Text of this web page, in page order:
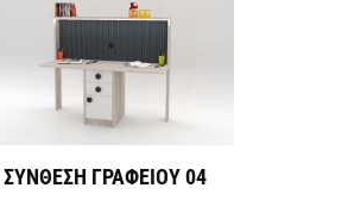
ΣΥΝΘΕΣΗ ΓΡΑΦΕΙΟΥ 04